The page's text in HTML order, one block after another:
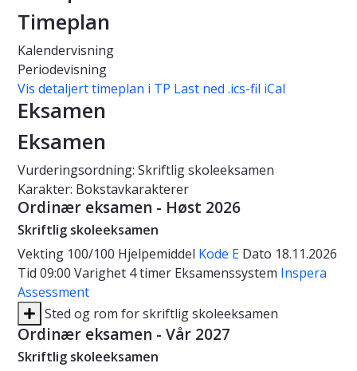
Timeplan
Kalendervisning
Periodevisning
Vis detaljert timeplan i TP Last ned .ics-fil iCal
Eksamen
Eksamen
Vurderingsordning: Skriftlig skoleeksamen
Karakter: Bokstavkarakterer
Ordinær eksamen - Høst 2026
Skriftlig skoleeksamen
Vekting 100/100 Hjelpemiddel Kode E Dato 18.11.2026
Tid 09:00 Varighet 4 timer Eksamenssystem Inspera
Assessment
Sted og rom for skriftlig skoleeksamen
Ordinær eksamen - Vår 2027
Skriftlig skoleeksamen